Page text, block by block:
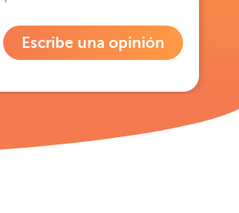
Escribe una opinión